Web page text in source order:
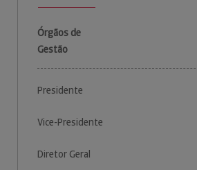
Órgãos de
Gestão
Presidente
Vice-Presidente
Diretor Geral